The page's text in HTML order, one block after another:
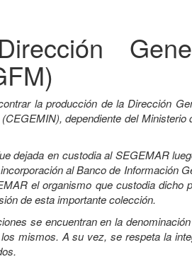
la producción de la Dirección
dependiente del
dejada en custodia al SEGEMAR
al Banco de Información
el organismo que custodia dicho
de esta importante colección.
se encuentran en la
mismos. A su vez, se respeta la